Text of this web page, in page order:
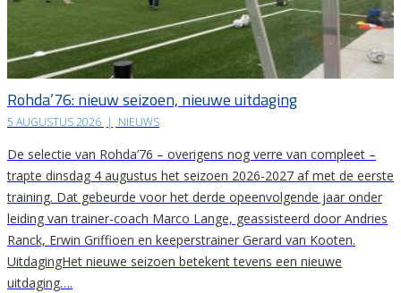
Rohda’76: nieuw seizoen, nieuwe uitdaging
5 AUGUSTUS 2026 | NIEUWS
De selectie van Rohda’76 – overigens nog verre van compleet –
trapte dinsdag 4 augustus het seizoen 2026-2027 af met de eerste
training. Dat gebeurde voor het derde opeenvolgende jaar onder
leiding van trainer-coach Marco Lange, geassisteerd door Andries
Ranck, Erwin Griffioen en keeperstrainer Gerard van Kooten.
UitdagingHet nieuwe seizoen betekent tevens een nieuwe
uitdaging….